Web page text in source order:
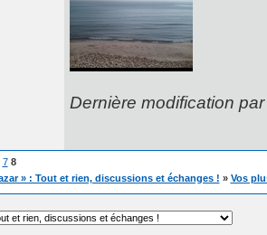
Dernière modification
7 8
» : Tout et rien, discussions et échanges ! » Vos